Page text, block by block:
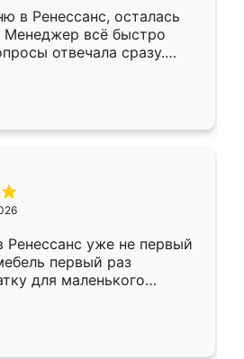
в Ренессанс, осталась
Менеджер всё быстро
отвечала сразу.
в субботу, подошёл к
Собрали
аккуратно, даже
уже не первый
первый раз
для маленького
,во второй раз
По качеству очень
быстрая,